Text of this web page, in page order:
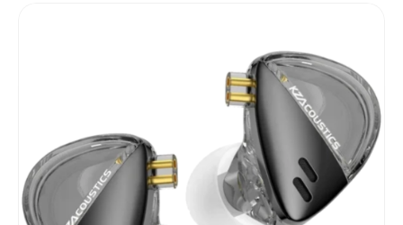
5269 ₺4750
Hemen Al